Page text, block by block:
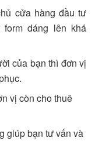
cửa hàng đầu tư
dáng lên khá
của bạn thì đơn vị
vị còn cho thuê
giúp bạn tư vấn và